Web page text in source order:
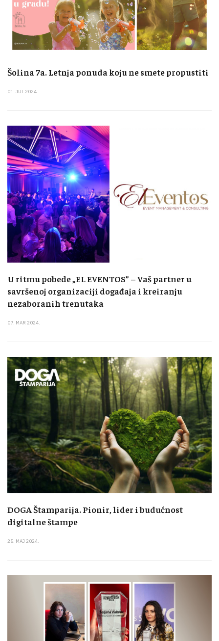
Šolina 7a. Letnja ponuda koju ne smete propustiti
01. JUL 2024.
U ritmu pobede „EL EVENTOS” – Vaš partner u
savršenoj organizaciji događaja i kreiranju
nezaboranih trenutaka
07. MAR 2024.
DOGA Štamparija. Pionir, lider i budućnost
digitalne štampe
25. MAJ 2024.